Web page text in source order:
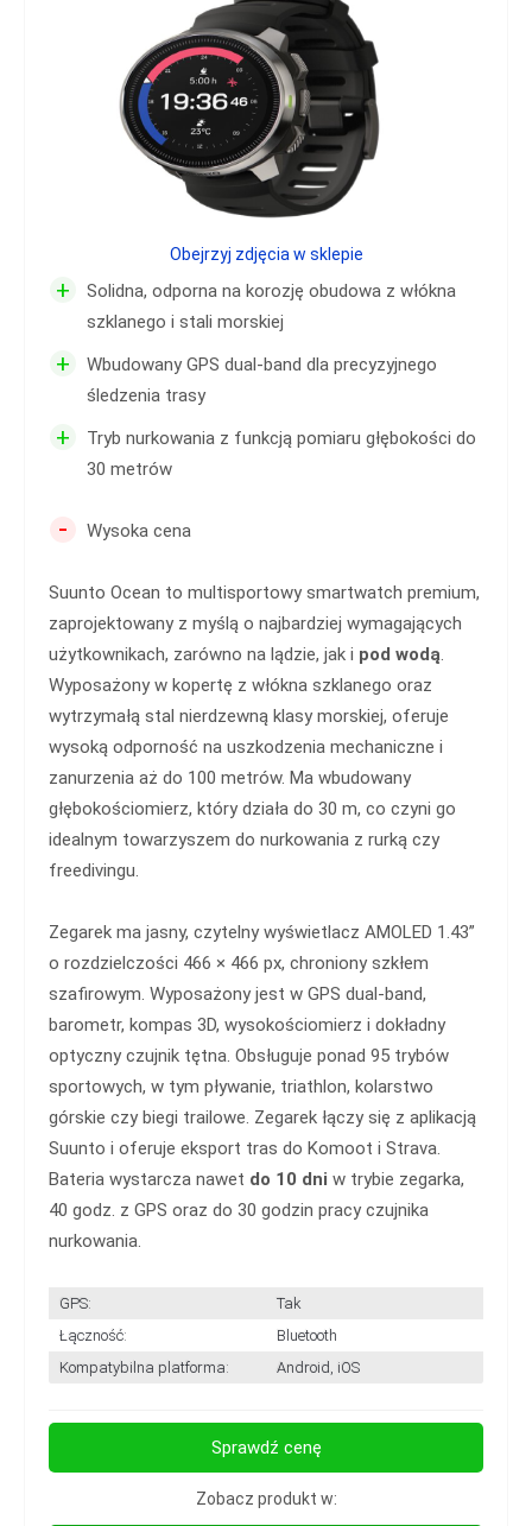
+
Solidna, odporna na korozję obudowa z włókna
szklanego i stali morskiej
+
Wbudowany GPS dual-band dla precyzyjnego
śledzenia trasy
+
Tryb nurkowania z funkcją pomiaru głębokości do
30 metrów
- Wysoka cena
Suunto Ocean to multisportowy smartwatch premium,
zaprojektowany z myślą o najbardziej wymagających
użytkownikach, zarówno na lądzie, jak i pod wodą.
Wyposażony w kopertę z włókna szklanego oraz
wytrzymałą stal nierdzewną klasy morskiej, oferuje
wysoką odporność na uszkodzenia mechaniczne i
zanurzenia aż do 100 metrów. Ma wbudowany
głębokościomierz, który działa do 30 m, co czyni go
idealnym towarzyszem do nurkowania z rurką czy
freedivingu.
Zegarek ma jasny, czytelny wyświetlacz AMOLED 1.43”
o rozdzielczości 466 × 466 px, chroniony szkłem
szafirowym. Wyposażony jest w GPS dual-band,
barometr, kompas 3D, wysokościomierz i dokładny
optyczny czujnik tętna. Obsługuje ponad 95 trybów
sportowych, w tym pływanie, triathlon, kolarstwo
górskie czy biegi trailowe. Zegarek łączy się z aplikacją
Suunto i oferuje eksport tras do Komoot i Strava.
Bateria wystarcza nawet do 10 dni w trybie zegarka,
40 godz. z GPS oraz do 30 godzin pracy czujnika
nurkowania.
GPS:
Tak
Łączność:
Bluetooth
Kompatybilna platforma:
Android, iOS
Obejrzyj zdjęcia w sklepie
Sprawdź cenę
Zobacz produkt w: